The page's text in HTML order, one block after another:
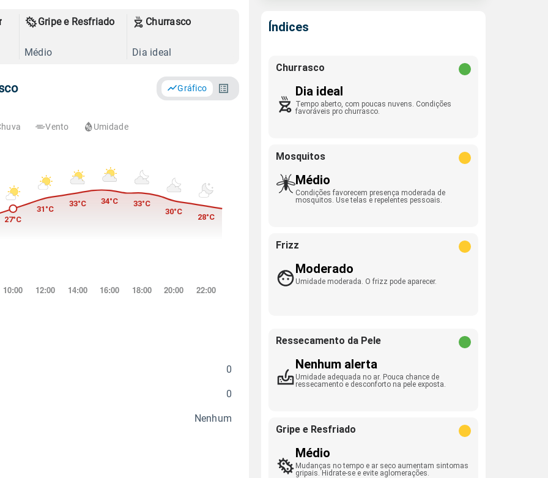
Gripe e Resfriado
Médio
Churrasco
Dia ideal
Gráfico
Vento Umidade
0
0
Nenhum
Índices
Churrasco
Dia ideal
Tempo aberto, com poucas nuvens. Condições
favoráveis pro churrasco.
Mosquitos
Médio
Condições favorecem presença moderada de
mosquitos. Use telas e repelentes pessoais.
Frizz
Moderado
Umidade moderada. O frizz pode aparecer.
Ressecamento da Pele
Nenhum alerta
Umidade adequada no ar. Pouca chance de
ressecamento e desconforto na pele exposta.
Gripe e Resfriado
Médio
Mudanças no tempo e ar seco aumentam sintomas
gripais. Hidrate-se e evite aglomerações.